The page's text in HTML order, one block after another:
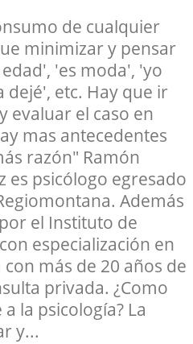
de cualquier
minimizar y pensar
'es moda', 'yo
dejé', etc. Hay que ir
evaluar el caso en
mas antecedentes
razón" Ramón
es psicólogo egresado
Además
el Instituto de
especialización en
más de 20 años de
privada. ¿Como
la psicología? La
y...